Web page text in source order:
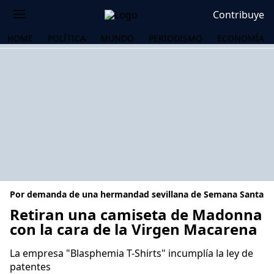
Contribuye
HOME POLÍTICA MUNDO PERIODISMO ECONOMÍA
Por demanda de una hermandad sevillana de Semana Santa
Retiran una camiseta de Madonna
con la cara de la Virgen Macarena
La empresa "Blasphemia T-Shirts" incumplía la ley de
patentes